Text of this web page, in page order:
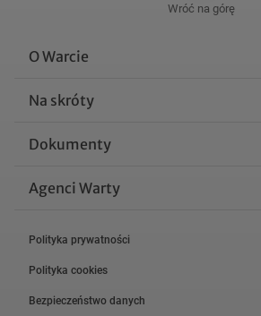
Wróć na górę
O Warcie
Na skróty
Dokumenty
Agenci Warty
Polityka prywatności
Polityka cookies
Bezpieczeństwo danych